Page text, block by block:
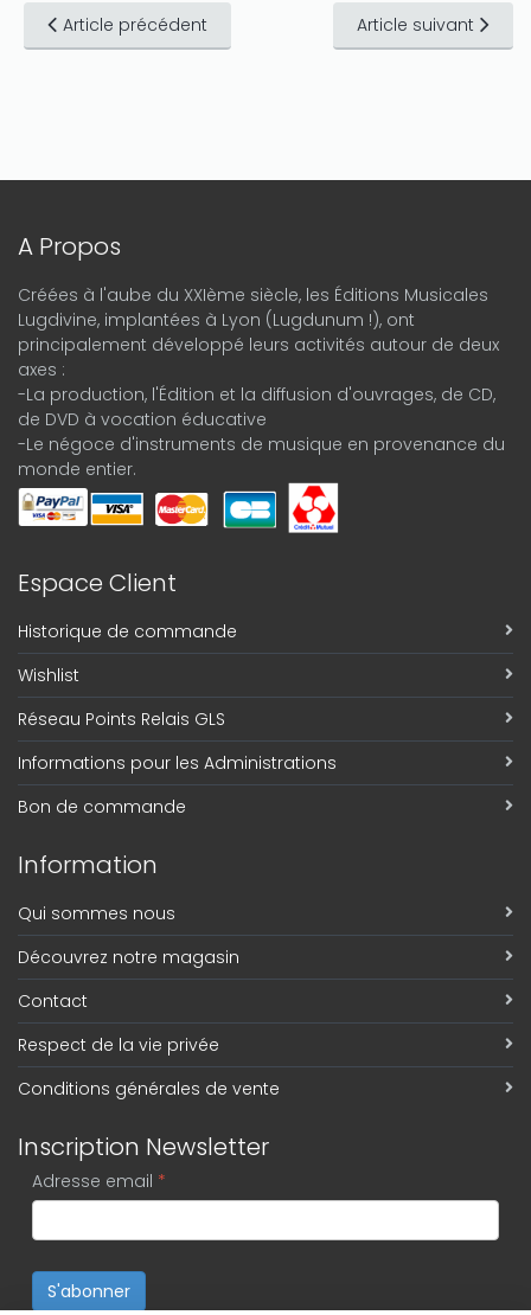
Article précédent Article suivant
A Propos
Créées à l'aube du XXIème siècle, les Éditions Musicales
Lugdivine, implantées à Lyon (Lugdunum !), ont
principalement développé leurs activités autour de deux
axes :
-La production, l'Édition et la diffusion d'ouvrages, de CD,
de DVD à vocation éducative
-Le négoce d'instruments de musique en provenance du
monde entier.
Espace Client
Historique de commande
Wishlist
Réseau Points Relais GLS
Informations pour les Administrations
Bon de commande
Information
Qui sommes nous
Découvrez notre magasin
Contact
Respect de la vie privée
Conditions générales de vente
Inscription Newsletter
Adresse email *
S'abonner